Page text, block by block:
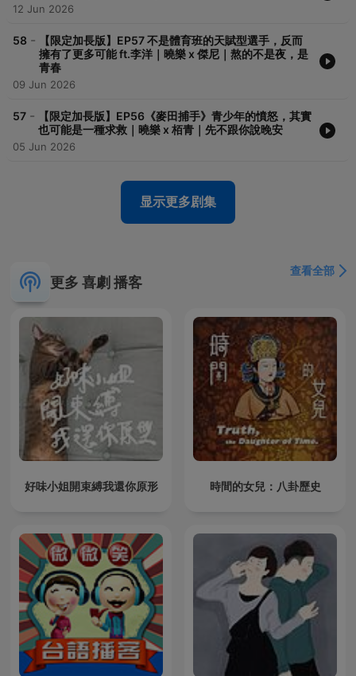
12 Jun 2026
58 -
【限定加長版】EP57 不是體育班的天賦型選手，反而
擁有了更多可能 ft.李洋｜曉樂 x 傑尼｜熬的不是夜，是
青春
09 Jun 2026
57 -
【限定加長版】EP56《麥田捕手》青少年的憤怒，其實
也可能是一種求救｜曉樂 x 栢青｜先不跟你說晚安
05 Jun 2026
显示更多剧集
更多 喜劇 播客
查看全部
好味小姐開束縛我還你原形 時間的女兒：八卦歷史